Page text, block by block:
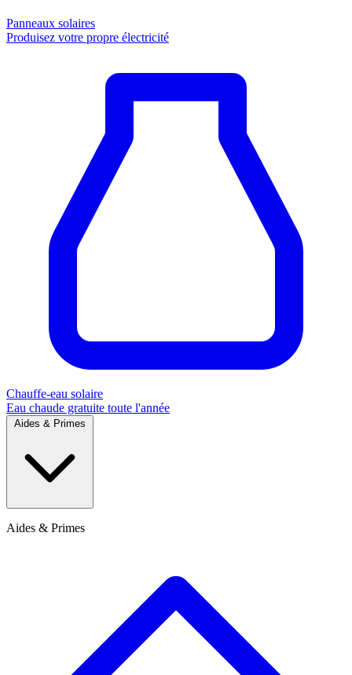
Panneaux solaires
Produisez votre propre électricité
Chauffe-eau solaire
Eau chaude gratuite toute l'année
Aides & Primes